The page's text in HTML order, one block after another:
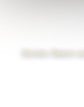
Stories, flavors